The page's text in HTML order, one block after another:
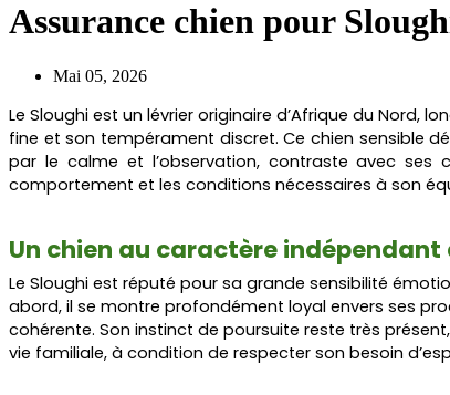
Assurance chien pour
Mai 05, 2026
Le Sloughi est un lévrier originaire d’Afrique du Nord,
fine et son tempérament discret. Ce chien sensible
par le calme et l’observation, contraste avec ses
comportement et les conditions nécessaires à son
Un chien au caractère indépendant
Le Sloughi est réputé pour sa grande sensibilité
abord, il se montre profondément loyal envers ses
cohérente. Son instinct de poursuite reste très
vie familiale, à condition de respecter son besoin